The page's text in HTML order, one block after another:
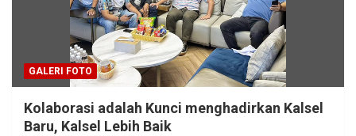
GALERI FOTO
Kolaborasi adalah Kunci menghadirkan Kalsel
Baru, Kalsel Lebih Baik